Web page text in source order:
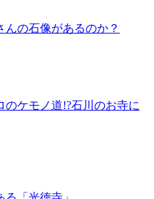
の石像があるのか？
のケモノ道!?石川のお寺に